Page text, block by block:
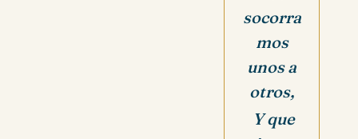
socorra
mos
unos a
otros,
Y que